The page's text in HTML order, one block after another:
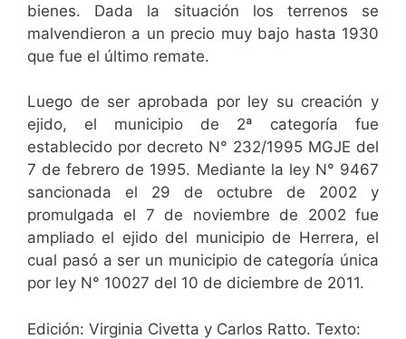
bienes. Dada la situación los terrenos se
malvendieron a un precio muy bajo hasta 1930
que fue el último remate.
Luego de ser aprobada por ley su creación y
ejido, el municipio de 2ª categoría fue
establecido por decreto N° 232/1995 MGJE del
7 de febrero de 1995. Mediante la ley N° 9467
sancionada el 29 de octubre de 2002 y
promulgada el 7 de noviembre de 2002 fue
ampliado el ejido del municipio de Herrera, el
cual pasó a ser un municipio de categoría única
por ley N° 10027 del 10 de diciembre de 2011.
Edición: Virginia Civetta y Carlos Ratto. Texto: